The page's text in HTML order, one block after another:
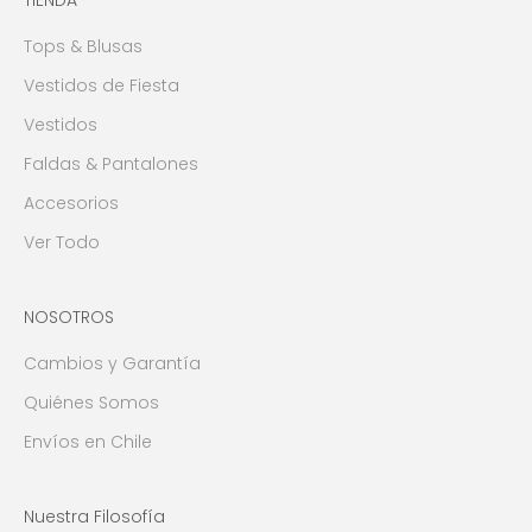
Tops & Blusas
Vestidos de Fiesta
Vestidos
Faldas & Pantalones
Accesorios
Ver Todo
NOSOTROS
Cambios y Garantía
Quiénes Somos
Envíos en Chile
Nuestra Filosofía